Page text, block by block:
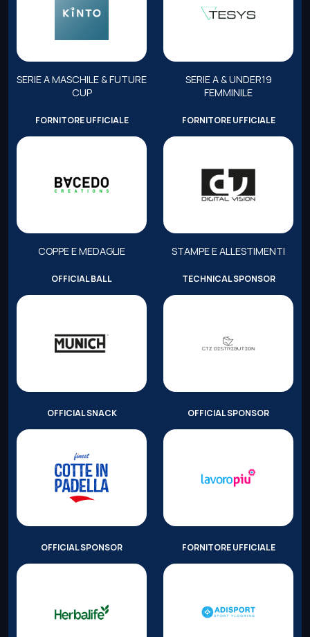
SERIE A MASCHILE & FUTURE
CUP
SERIE A & UNDER19
FEMMINILE
FORNITORE UFFICIALE
COPPE E MEDAGLIE
FORNITORE UFFICIALE
STAMPE E ALLESTIMENTI
OFFICIAL BALL TECHNICAL SPONSOR
OFFICIAL SNACK OFFICIAL SPONSOR
OFFICIAL SPONSOR FORNITORE UFFICIALE